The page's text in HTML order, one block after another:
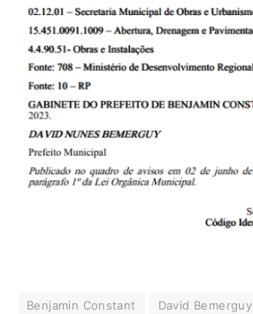
Benjamin Constant David Bemerguy